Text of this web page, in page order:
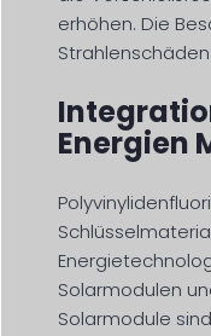
erhöhen. Die
Strahlenschäden.
Energien
Solarmodulen
Solarmodule